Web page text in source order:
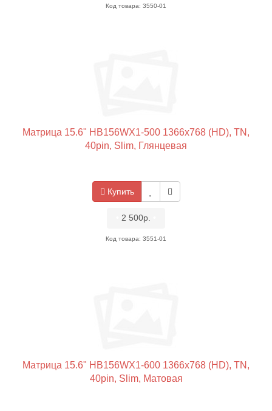
Код товара: 3550-01
Матрица 15.6" HB156WX1-500 1366x768 (HD), TN,
40pin, Slim, Глянцевая
Купить
2 500р.
Код товара: 3551-01
Матрица 15.6" HB156WX1-600 1366x768 (HD), TN,
40pin, Slim, Матовая